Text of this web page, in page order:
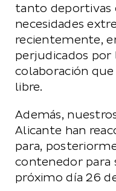
tanto deportivas
necesidades
recientemente,
perjudicados por
colaboración
libre.
Además,
Alicante han
para,
contenedor para
próximo día 26